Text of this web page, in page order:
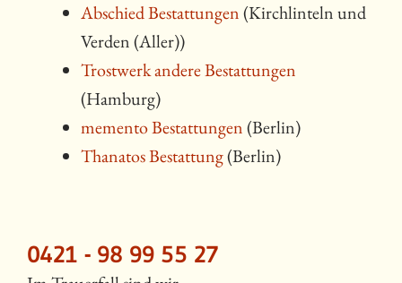
Abschied Bestattungen(Kirchlinteln und
Verden (Aller))
Trostwerk andere Bestattungen
(Hamburg)
memento Bestattungen(Berlin)
Thanatos Bestattung(Berlin)
0421 - 98 99 55 27